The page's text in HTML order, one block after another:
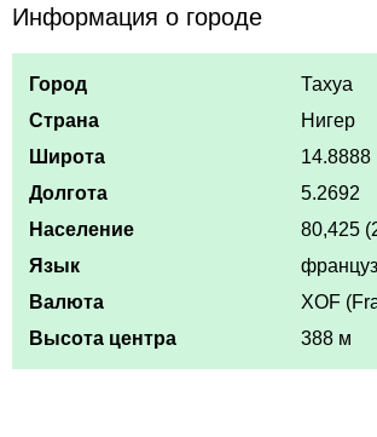
Информация о городе
Город
Тахуа
Страна
Нигер
Широта
14.8888
Долгота
5.2692
Население
80,425
Язык
Валюта
XOF
Высота центра
388 м